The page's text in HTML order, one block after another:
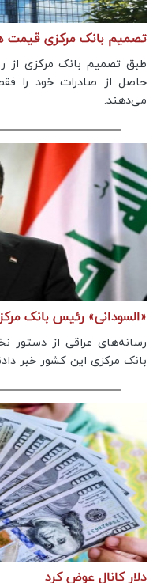
تصمیم بانک مرکزی قیمت
طبق تصمیم بانک مرکزی از
حاصل از صادرات خود را
می‌دهند.
«السودانی» رئیس بانک
رسانه‌های عراقی از دستور
بانک مرکزی این کشور خبر
دلار کانال عوض کرد